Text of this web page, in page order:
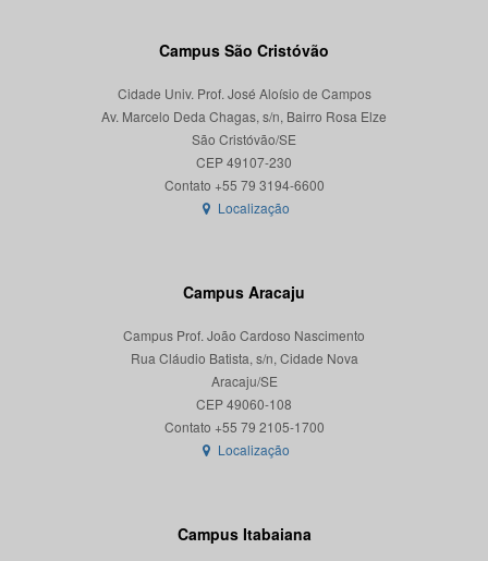
Campus São Cristóvão
Cidade Univ. Prof. José Aloísio de Campos
Av. Marcelo Deda Chagas, s/n, Bairro Rosa Elze
São Cristóvão/SE
CEP 49107-230
Localização
Campus Aracaju
Campus Prof. João Cardoso Nascimento
Rua Cláudio Batista, s/n, Cidade Nova
Aracaju/SE
CEP 49060-108
Localização
Campus Itabaiana